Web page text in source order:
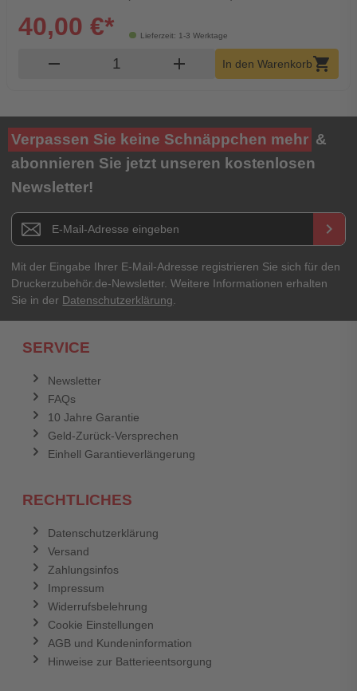
Lieferzeit: 1-3 Werktage
40,00 €*
remove Produkt Warenkorb Menge
add In den Warenkorbshopping_cart
Verpassen Sie keine Schnäppchen mehr &
abonnieren Sie jetzt unseren kostenlosen
Newsletter!
Newsletter E-Mail Adresse keyboard_arrow_right
Mit der Eingabe Ihrer E-Mail-Adresse registrieren Sie sich für den
Druckerzubehör.de-Newsletter. Weitere Informationen erhalten
Sie in der Datenschutzerklärung.
SERVICE
Newsletter
FAQs
10 Jahre Garantie
Geld-Zurück-Versprechen
Einhell Garantieverlängerung
RECHTLICHES
Datenschutzerklärung
Versand
Zahlungsinfos
Impressum
Widerrufsbelehrung
Cookie Einstellungen
AGB und Kundeninformation
Hinweise zur Batterieentsorgung